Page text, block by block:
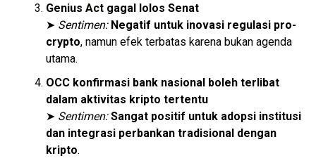
Genius Act gagal lolos Senat
➤ Sentimen: Negatif untuk inovasi regulasi pro-
crypto, namun efek terbatas karena bukan agenda
utama.
OCC konfirmasi bank nasional boleh terlibat
dalam aktivitas kripto tertentu
➤ Sentimen: Sangat positif untuk adopsi institusi
dan integrasi perbankan tradisional dengan
kripto.